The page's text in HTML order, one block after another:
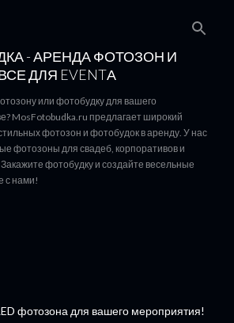
- АРЕНДА ФОТОЗОН И
ДЛЯ EVENTА
или фотобудку для вашего
MosFotobudka.ru предлагает широкий
фотозон и фотобудок в аренду. У нас
фотозоны для свадеб, корпоративов и
фотобудку и создайте весельные
с нами!
фотозона для вашего мероприятия!